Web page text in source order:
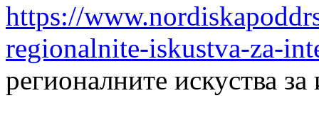
https://
regionalnite-iskustva-za-
регионалните искуства